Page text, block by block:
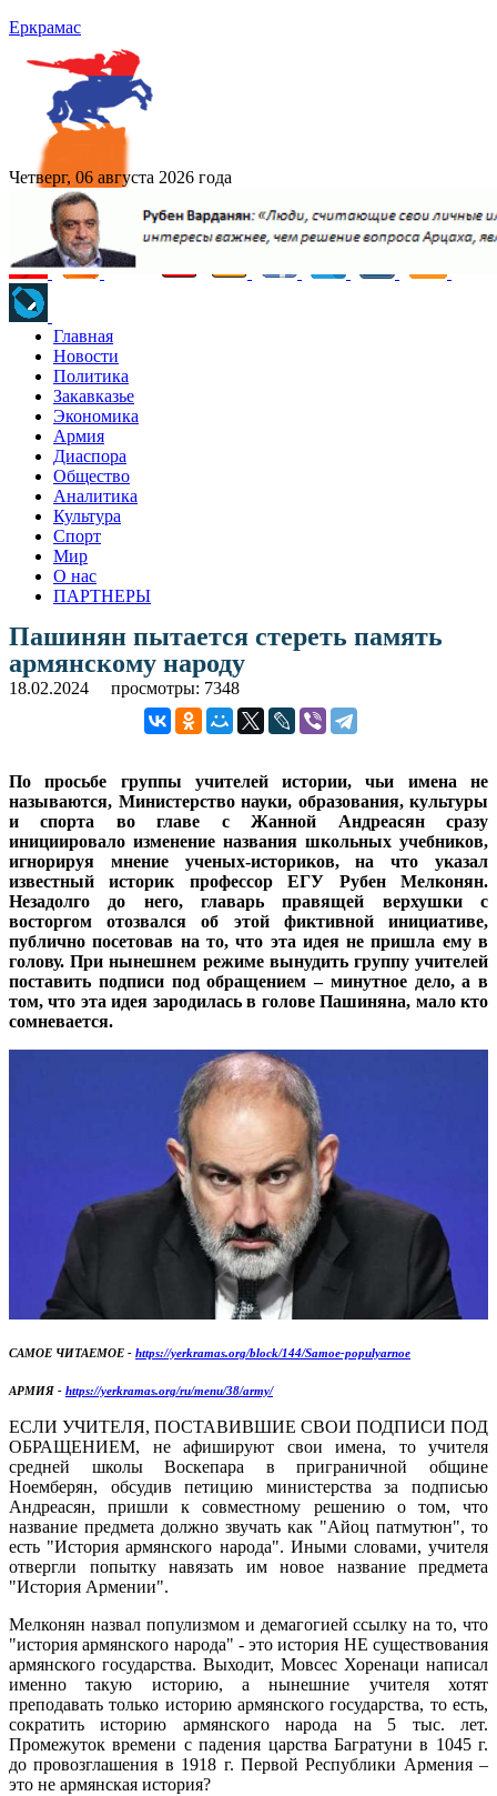
Еркрамас
Четверг, 06 августа 2026 года
Главная
Новости
Политика
Закавказье
Экономика
Армия
Диаспора
Общество
Аналитика
Культура
Спорт
Мир
О нас
ПАРТНЕРЫ
Пашинян пытается стереть память
армянскому народу
18.02.2024 просмотры: 7348
По просьбе группы учителей истории, чьи имена не
называются, Министерство науки, образования, культуры
и спорта во главе с Жанной Андреасян сразу
инициировало изменение названия школьных учебников,
игнорируя мнение ученых-историков, на что указал
известный историк профессор ЕГУ Рубен Мелконян.
Незадолго до него, главарь правящей верхушки с
восторгом отозвался об этой фиктивной инициативе,
публично посетовав на то, что эта идея не пришла ему в
голову. При нынешнем режиме вынудить группу учителей
поставить подписи под обращением – минутное дело, а в
том, что эта идея зародилась в голове Пашиняна, мало кто
сомневается.
САМОЕ ЧИТАЕМОЕ - https://yerkramas.org/block/144/Samoe-populyarnoe
АРМИЯ - https://yerkramas.org/ru/menu/38/army/
ЕСЛИ УЧИТЕЛЯ, ПОСТАВИВШИЕ СВОИ ПОДПИСИ ПОД
ОБРАЩЕНИЕМ, не афишируют свои имена, то учителя
средней школы Воскепара в приграничной общине
Ноемберян, обсудив петицию министерства за подписью
Андреасян, пришли к совместному решению о том, что
название предмета должно звучать как "Айоц патмутюн", то
есть "История армянского народа". Иными словами, учителя
отвергли попытку навязать им новое название предмета
"История Армении".
Мелконян назвал популизмом и демагогией ссылку на то, что
"история армянского народа" - это история НЕ существования
армянского государства. Выходит, Мовсес Хоренаци написал
именно такую историю, а нынешние учителя хотят
преподавать только историю армянского государства, то есть,
сократить историю армянского народа на 5 тыс. лет.
Промежуток времени с падения царства Багратуни в 1045 г.
до провозглашения в 1918 г. Первой Республики Армения –
это не армянская история?